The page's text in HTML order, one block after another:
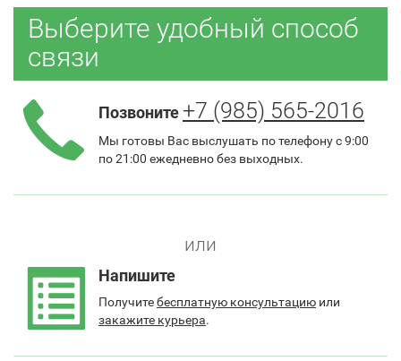
Выберите удобный способ
связи
Позвоните +7 (985) 565-2016
Мы готовы Вас выслушать по телефону с 9:00
по 21:00 ежедневно без выходных.
или
Напишите
Получитебесплатную консультацию или
закажите курьера.